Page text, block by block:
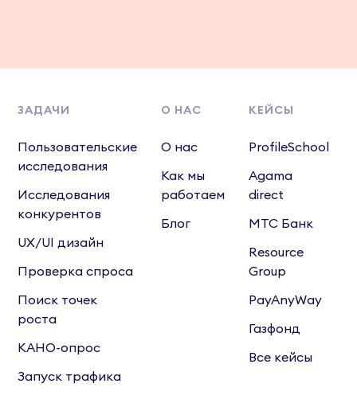
ЗАДАЧИ
Пользовательские
исследования
Исследования
конкурентов
UX/UI дизайн
Проверка спроса
Поиск точек
роста
КАНО-опрос
Запуск трафика
О НАС
О нас
Как мы
работаем
Блог
КЕЙСЫ
ProfileSchool
Agama
direct
МТС Банк
Resource
Group
PayAnyWay
Газфонд
Все кейсы